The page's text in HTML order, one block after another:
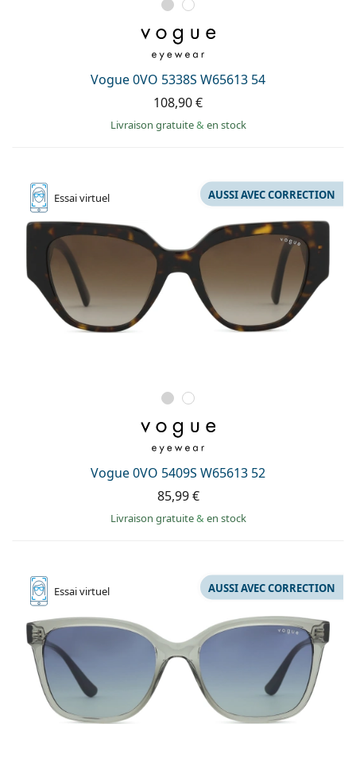
Vogue 0VO 5338S W65613 54
108,90 €
Livraison gratuite& en stock
Essaivirtuel
Vogue 0VO 5409S W65613 52
AUSSI AVEC CORRECTION
85,99 €
Livraison gratuite& en stock
Essaivirtuel AUSSI AVEC CORRECTION